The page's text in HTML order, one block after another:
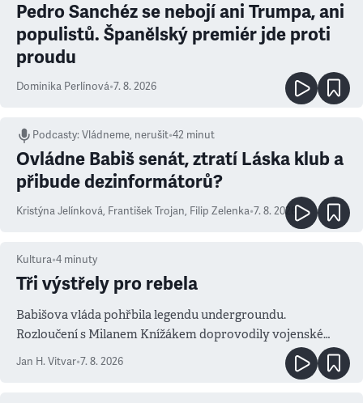
Pedro Sanchéz se nebojí ani Trumpa, ani
populistů. Španělský premiér jde proti
proudu
Dominika Perlínová•7. 8. 2026
Podcasty:Vládneme, nerušit•42 minut
Ovládne Babiš senát, ztratí Láska klub a
přibude dezinformátorů?
Kristýna Jelínková, František Trojan, Filip Zelenka•7. 8. 2026
Kultura•4 minuty
Tři výstřely pro rebela
Babišova vláda pohřbila legendu undergroundu.
Rozloučení s Milanem Knížákem doprovodily vojenské
salvy i kritika pokrokářů
Jan H. Vitvar•7. 8. 2026